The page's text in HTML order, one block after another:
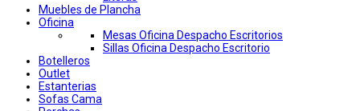
Muebles de Plancha
Oficina
Mesas Oficina Despacho Escritorios
Sillas Oficina Despacho Escritorio
Botelleros
Outlet
Estanterias
Sofas Cama